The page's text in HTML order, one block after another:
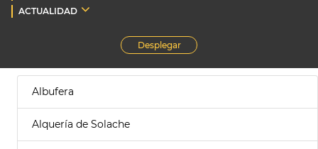
ACTUALIDAD
Desplegar
Albufera
Alquería de Solache